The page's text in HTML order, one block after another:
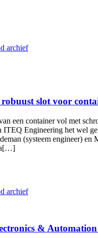
archief
slot voor
een container vol met
ITEQ Engineering het wel
(systeem engineer) en
archief
& Automation